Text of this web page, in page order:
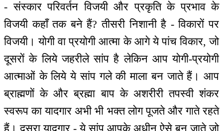
- संस्कार परिवर्तन विजयी और प्रकृति के प्रभाव के
विजयी कहाँ तक बने हैं? तीसरी निशानी है - विकारों पर
विजयी। योगी वा प्रयोगी आत्मा के आगे ये पांच विकार, जो
दूसरों के लिये जहरीले सांप है लेकिन आप योगी-प्रयोगी
आत्माओं के लिये ये सांप गले की माला बन जाते हैं। आप
ब्राह्मणों के और ब्रह्मा बाप के अशरीरी तपस्वी शंकर
स्वरूप का यादगार अभी भी भक्त लोग पूजते और गाते रहते
हैं। दूसरा यादगार - ये सांप आपके अधीन ऐसे बन जाते जो